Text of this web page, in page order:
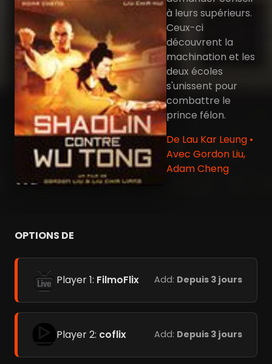
à leurs supérieurs.
Ceux-ci
découvrent la
machination et les
deux écoles
s'unissent pour
combattre le
prince félon.
De Lau Kar Leung •
Avec Gordon Liu,
Adam Cheng
OPTIONS DE
Player 1: FilmoFlix Add: Depuis 3 jours
Player 2: coflix Add: Depuis 3 jours